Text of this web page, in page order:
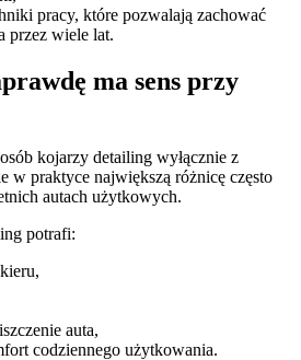
pracy, które pozwalają zachować
przez wiele lat.
ma sens przy
kojarzy detailing wyłącznie z
w praktyce największą różnicę często
autach użytkowych.
potrafi:
auta,
codziennego użytkowania.